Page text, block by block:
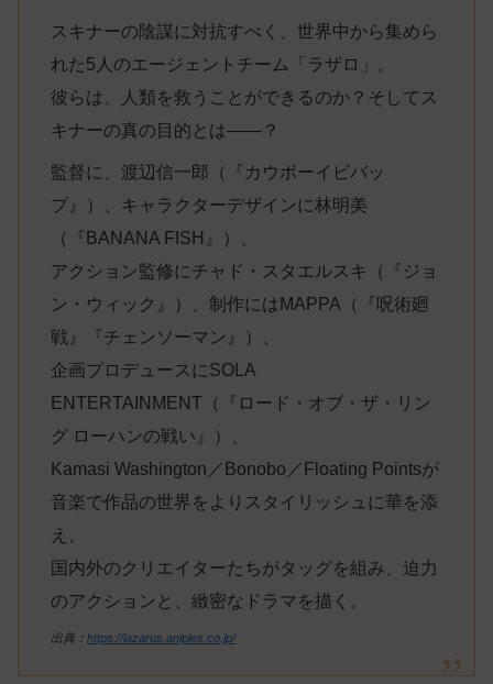
スキナーの陰謀に対抗すべく、世界中から集めら
れた5人のエージェントチーム「ラザロ」。
彼らは、人類を救うことができるのか？そしてス
キナーの真の目的とは――？
監督に、渡辺信一郎（『カウボーイビバッ
プ』）、キャラクターデザインに林明美
（『BANANA FISH』）、
アクション監修にチャド・スタエルスキ（『ジョ
ン・ウィック』）、制作にはMAPPA（『呪術廻
戦』『チェンソーマン』）、
企画プロデュースにSOLA
ENTERTAINMENT（『ロード・オブ・ザ・リン
グ ローハンの戦い』）、
Kamasi Washington／Bonobo／Floating Pointsが
音楽で作品の世界をよりスタイリッシュに華を添
え、
国内外のクリエイターたちがタッグを組み、迫力
のアクションと、緻密なドラマを描く。
出典： https://lazarus.aniplex.co.jp/